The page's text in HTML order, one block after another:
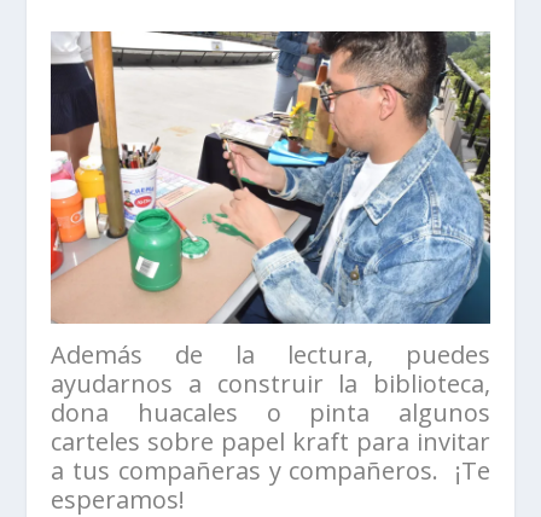
Además de la lectura, puedes
ayudarnos a construir la biblioteca,
dona huacales o pinta algunos
carteles sobre papel kraft para invitar
a tus compañeras y compañeros. ¡Te
esperamos!